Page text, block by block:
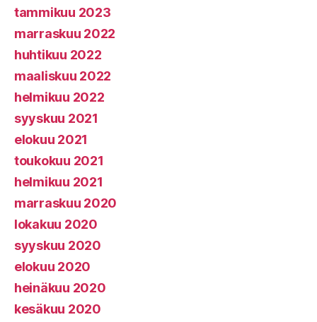
tammikuu 2023
marraskuu 2022
huhtikuu 2022
maaliskuu 2022
helmikuu 2022
syyskuu 2021
elokuu 2021
toukokuu 2021
helmikuu 2021
marraskuu 2020
lokakuu 2020
syyskuu 2020
elokuu 2020
heinäkuu 2020
kesäkuu 2020